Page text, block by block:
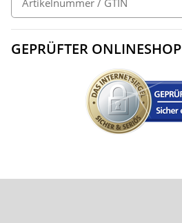
GEPRÜFTER ONLINESHOP